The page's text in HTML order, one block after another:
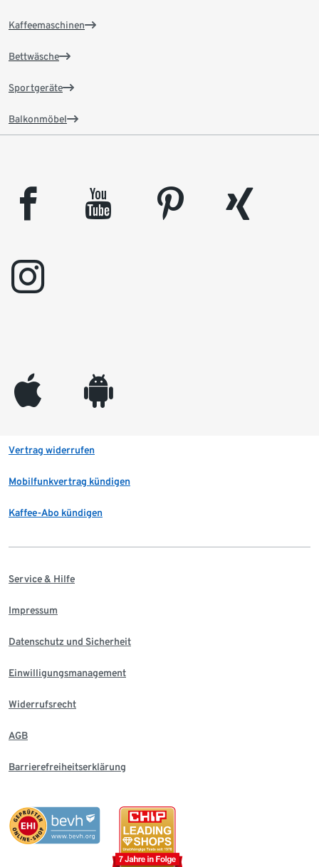
Kaffeemaschinen
Bettwäsche
Sportgeräte
Balkonmöbel
facebook youtube pinterest
xing
instagram
appleinc android
Vertrag widerrufen
Mobilfunkvertrag kündigen
Kaffee-Abo kündigen
Service & Hilfe
Impressum
Datenschutz und Sicherheit
Einwilligungsmanagement
Widerrufsrecht
AGB
Barrierefreiheitserklärung